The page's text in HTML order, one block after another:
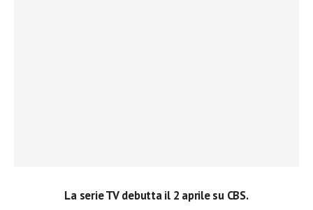
La serie TV debutta il 2 aprile su CBS.